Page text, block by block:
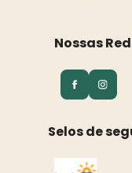
Nossas
Selos de